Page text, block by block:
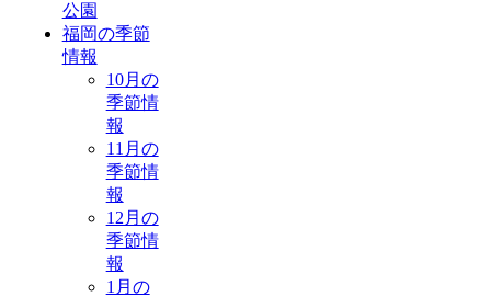
公園
福岡の季節
情報
10月の
季節情
報
11月の
季節情
報
12月の
季節情
報
1月の